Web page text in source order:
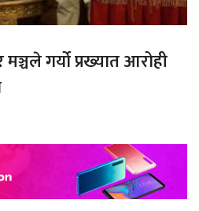
गर्यो प्रख्यात आरोही